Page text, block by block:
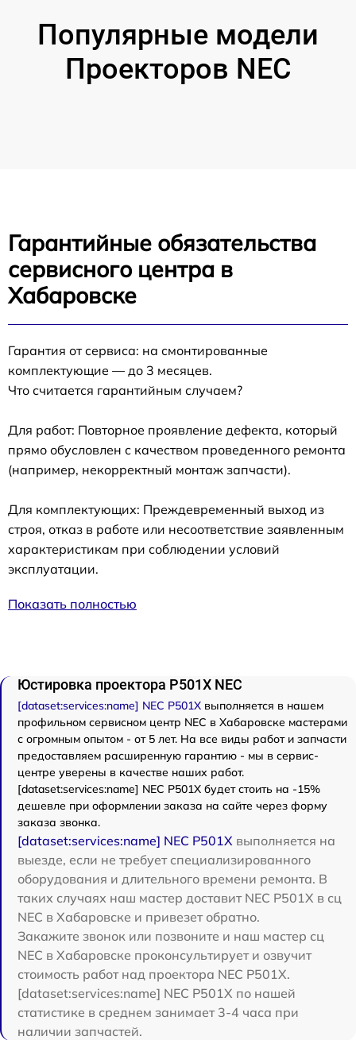
Популярные модели
Проекторов NEC
Гарантийные обязательства
сервисного центра в
Хабаровске
Гарантия от сервиса: на смонтированные
комплектующие — до 3 месяцев.
Что считается гарантийным случаем?
Для работ: Повторное проявление дефекта, который
прямо обусловлен с качеством проведенного ремонта
(например, некорректный монтаж запчасти).
Для комплектующих: Преждевременный выход из
строя, отказ в работе или несоответствие заявленным
характеристикам при соблюдении условий
эксплуатации.
Показать полностью
Юстировка проектора P501X NEC
[dataset:services:name] NEC P501X выполняется в нашем
профильном сервисном центр NEC в Хабаровске мастерами
с огромным опытом - от 5 лет. На все виды работ и запчасти
предоставляем расширенную гарантию - мы в сервис-
центре уверены в качестве наших работ.
[dataset:services:name] NEC P501X будет стоить на -15%
дешевле при оформлении заказа на сайте через форму
заказа звонка.
[dataset:services:name] NEC P501X выполняется на
выезде, если не требует специализированного
оборудования и длительного времени ремонта. В
таких случаях наш мастер доставит NEC P501X в сц
NEC в Хабаровске и привезет обратно.
Закажите звонок или позвоните и наш мастер сц
NEC в Хабаровске проконсультирует и озвучит
стоимость работ над проектора NEC P501X.
[dataset:services:name] NEC P501X по нашей
статистике в среднем занимает 3-4 часа при
наличии запчастей.